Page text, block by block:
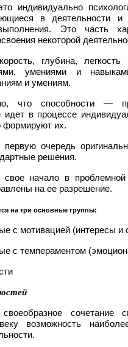
индивидуально
в деятельности и
Это часть
некоторой
глубина, легкость
умениями и
и умениям.
что способности —
идет в процессе
формируют их.
очередь
решения.
начало в
на ее разрешение.
на три основные группы:
с мотивацией (интересы и
с темпераментом
сочетание
возможность